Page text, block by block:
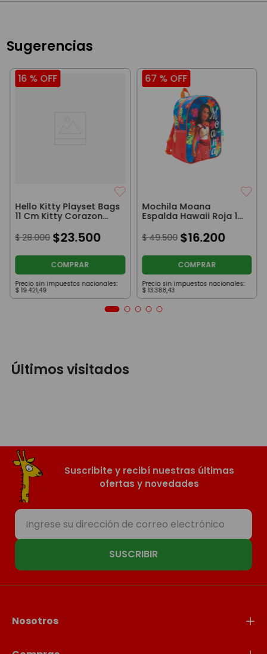
Sugerencias
16 % OFF
Hello Kitty Playset Bags
11 Cm Kitty Corazon
$ 28.000 $23.500
COMPRAR
Precio sin impuestos nacionales:
$ 19.421,49
67 % OFF
Mochila Moana
Espalda Hawaii Roja 12
Pulgadas
$ 49.500 $16.200
COMPRAR
Precio sin impuestos nacionales:
$ 13.388,43
Últimos visitados
Suscribite y recibí nuestras últimas
ofertas y novedades
SUSCRIBIR
Nosotros